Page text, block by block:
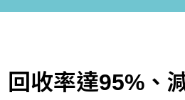
收率達95%、